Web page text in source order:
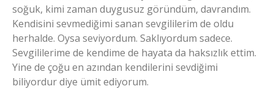
soğuk, kimi zaman duygusuz göründüm, davrandım.
Kendisini sevmediğimi sanan sevgililerim de oldu
herhalde. Oysa seviyordum. Saklıyordum sadece.
Sevgililerime de kendime de hayata da haksızlık ettim.
Yine de çoğu en azından kendilerini sevdiğimi
biliyordur diye ümit ediyorum.